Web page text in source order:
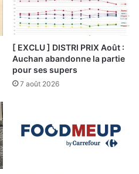
[ EXCLU ] DISTRI PRIX Août :
Auchan abandonne la partie
pour ses supers
7 août 2026